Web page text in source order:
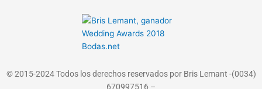
© 2015-2024 Todos los derechos reservados por Bris Lemant -(0034)
670997516 –